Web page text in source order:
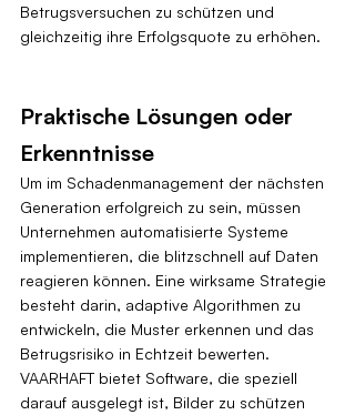
Betrugsversuchen zu schützen und
gleichzeitig ihre Erfolgsquote zu erhöhen.
Praktische Lösungen oder
Erkenntnisse
Um im Schadenmanagement der nächsten
Generation erfolgreich zu sein, müssen
Unternehmen automatisierte Systeme
implementieren, die blitzschnell auf Daten
reagieren können. Eine wirksame Strategie
besteht darin, adaptive Algorithmen zu
entwickeln, die Muster erkennen und das
Betrugsrisiko in Echtzeit bewerten.
VAARHAFT bietet Software, die speziell
darauf ausgelegt ist, Bilder zu schützen